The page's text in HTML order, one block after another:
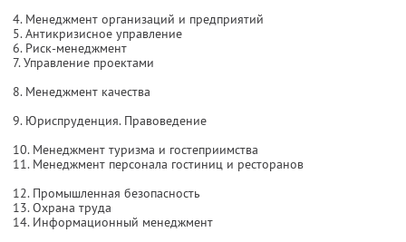
4. Менеджмент организаций и предприятий
5. Антикризисное управление
6. Риск-менеджмент
7. Управление проектами
8. Менеджмент качества
9. Юриспруденция. Правоведение
10. Менеджмент туризма и гостеприимства
11. Менеджмент персонала гостиниц и ресторанов
12. Промышленная безопасность
13. Охрана труда
14. Информационный менеджмент